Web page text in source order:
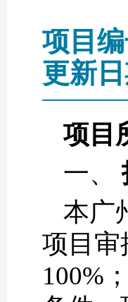
项目
更新
项目
一、
本广
项目审
100%